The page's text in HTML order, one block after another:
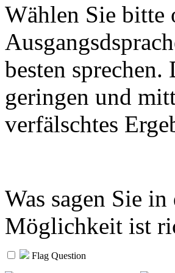
Wählen Sie bitte
besten
geringen und
verfälschtes
Was sagen Sie
Möglichkeit ist
Flag Question